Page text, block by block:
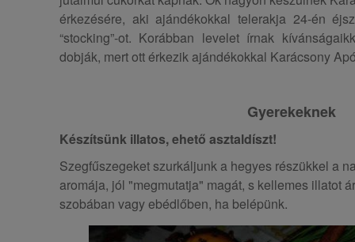
érkezésére, aki ajándékokkal telerakja 24-én
“stocking”-ot. Korábban levelet írnak
dobják, mert ott érkezik ajándékokkal Karácsony
Gyerekeknek
Készítsünk illatos, ehető asztaldíszt!
Szegfűszegeket szurkáljunk a hegyes részükkel a
aromája, jól "megmutatja" magát, s kellemes illatot
szobában vagy ebédlőben, ha belépünk.